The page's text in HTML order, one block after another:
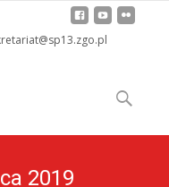
to
content
Szukaj:
2019